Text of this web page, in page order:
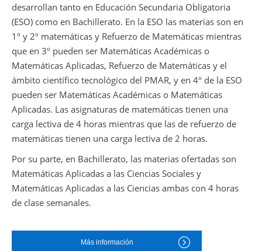
desarrollan tanto en Educación Secundaria Obligatoria
(ESO) como en Bachillerato. En la ESO las materias son en
1º y 2º matemáticas y Refuerzo de Matemáticas mientras
que en 3º pueden ser Matemáticas Académicas o
Matemáticas Aplicadas, Refuerzo de Matemáticas y el
ámbito científico tecnológico del PMAR, y en 4º de la ESO
pueden ser Matemáticas Académicas o Matemáticas
Aplicadas. Las asignaturas de matemáticas tienen una
carga lectiva de 4 horas mientras que las de refuerzo de
matemáticas tienen una carga lectiva de 2 horas.
Por su parte, en Bachillerato, las materias ofertadas son
Matemáticas Aplicadas a las Ciencias Sociales y
Matemáticas Aplicadas a las Ciencias ambas con 4 horas
de clase semanales.
Más información